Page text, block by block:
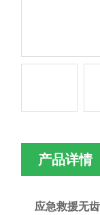
产品详情
应急救援无